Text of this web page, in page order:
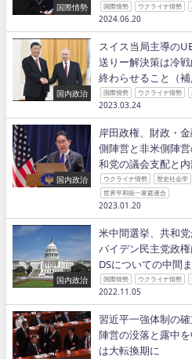
国際情勢 国際情勢 ウクライナ情勢
2024.06.20
国内政治
スイス当局主導の
送りー解決策は冷
終わらせること（補
国際情勢 ウクライナ情勢
2023.03.24
国内政治
岸田政権、財政・
側陣営と非米側陣
和党の議会支配と内
ウクライナ情勢 歴史社会学
世界平和統一家庭連合
2023.01.20
国内政治
米中間選挙、共和
バイデン民主党政
DSについての中間ま
国際情勢 ウクライナ情勢
2022.11.05
習近平一強体制の
陣営の没落と露中
は大転換期に